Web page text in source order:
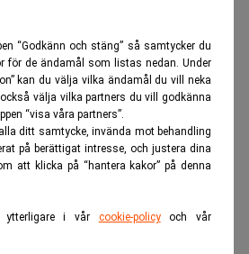
“Godkänn och stäng” så samtycker du
för de ändamål som listas nedan. Under
kan du välja vilka ändamål du vill neka
välja vilka partners du vill godkänna
“visa våra partners”.
ditt samtycke, invända mot behandling
på berättigat intresse, och justera dina
att klicka på “hantera kakor” på denna
ytterligare i vår cookie-policyoch vår
med en inbyggd kamera som kan
ser och analysera omgivningen.
läsa innehåll på exempelvis
och automatiskt
till anteckningar, skriverCNBC
sammanfatta längre meddelanden
Sammanfattningarna
högtalare som är inbyggda i